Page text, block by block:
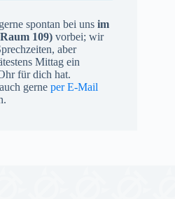
spontan bei uns im
109) vorbei; wir
aber
Mittag ein
für dich hat.
gerne per E-Mail